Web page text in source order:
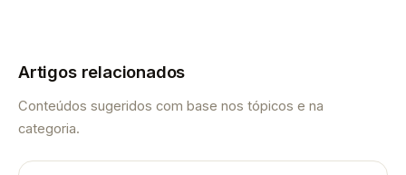
Artigos relacionados
Conteúdos sugeridos com base nos tópicos e na
categoria.